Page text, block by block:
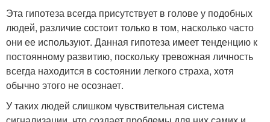
Эта гипотеза всегда присутствует в голове у подобных
людей, различие состоит только в том, насколько часто
они ее используют. Данная гипотеза имеет тенденцию к
постоянному развитию, поскольку тревожная личность
всегда находится в состоянии легкого страха, хотя
обычно этого не осознает.
У таких людей слишком чувствительная система